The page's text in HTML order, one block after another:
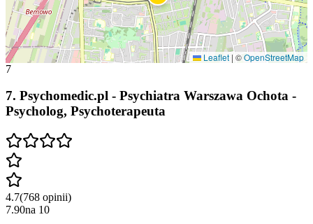
Leaflet | ©OpenStreetMap
7
7. Psychomedic.pl - Psychiatra Warszawa Ochota -
Psycholog, Psychoterapeuta
4.7(768 opinii)
7.90na 10